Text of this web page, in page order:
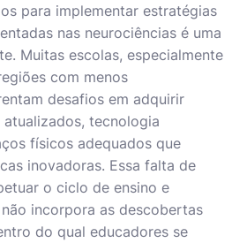
para implementar estratégias
nas neurociências é uma
Muitas escolas, especialmente
com menos
desafios em adquirir
tecnologia
físicos adequados que
inovadoras. Essa falta de
o ciclo de ensino e
incorpora as descobertas
do qual educadores se